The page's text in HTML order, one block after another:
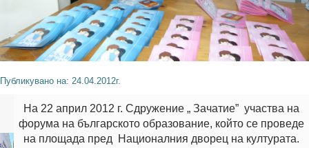
Публикувано на: 24.04.2012г.
На 22 април 2012 г. Сдружение „ Зачатие” участва на
форума на българското образование, който се проведе
на площада пред Националния дворец на културата.